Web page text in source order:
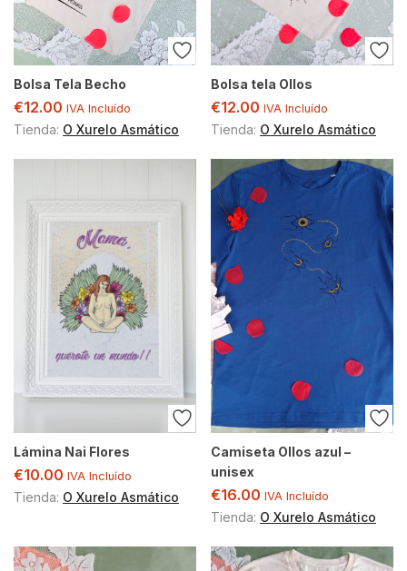
Bolsa Tela Becho
€12.00 IVA Incluído
Tienda: O Xurelo Asmático
Bolsa tela Ollos
€12.00 IVA Incluído
Tienda: O Xurelo Asmático
Lámina Nai Flores
€10.00 IVA Incluído
Tienda: O Xurelo Asmático
Camiseta Ollos azul –
unisex
€16.00 IVA Incluído
Tienda: O Xurelo Asmático